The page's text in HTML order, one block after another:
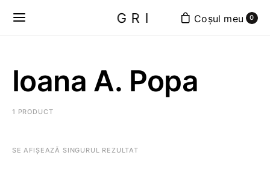
GRI 0
Ioana A. Popa
1 PRODUCT
SE AFIȘEAZĂ SINGURUL REZULTAT